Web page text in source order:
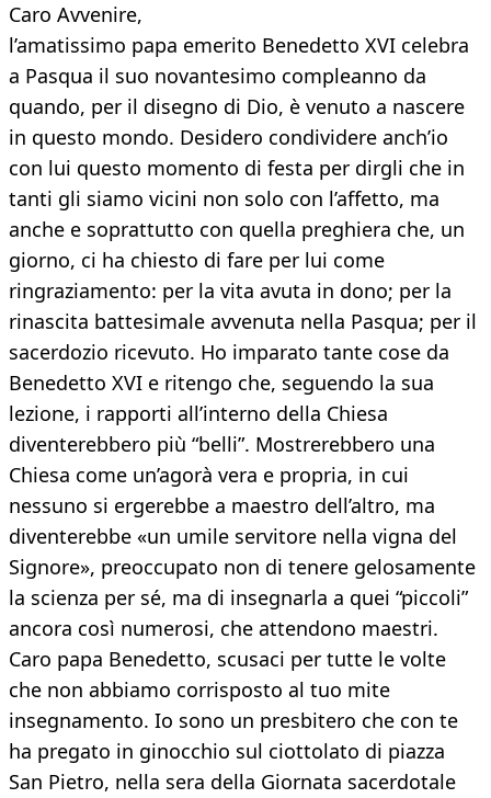
Caro Avvenire,
l’amatissimo papa emerito Benedetto XVI celebra
a Pasqua il suo novantesimo compleanno da
quando, per il disegno di Dio, è venuto a nascere
in questo mondo. Desidero condividere anch’io
con lui questo momento di festa per dirgli che in
tanti gli siamo vicini non solo con l’affetto, ma
anche e soprattutto con quella preghiera che, un
giorno, ci ha chiesto di fare per lui come
ringraziamento: per la vita avuta in dono; per la
rinascita battesimale avvenuta nella Pasqua; per il
sacerdozio ricevuto. Ho imparato tante cose da
Benedetto XVI e ritengo che, seguendo la sua
lezione, i rapporti all’interno della Chiesa
diventerebbero più “belli”. Mostrerebbero una
Chiesa come un’agorà vera e propria, in cui
nessuno si ergerebbe a maestro dell’altro, ma
diventerebbe «un umile servitore nella vigna del
Signore», preoccupato non di tenere gelosamente
la scienza per sé, ma di insegnarla a quei “piccoli”
ancora così numerosi, che attendono maestri.
Caro papa Benedetto, scusaci per tutte le volte
che non abbiamo corrisposto al tuo mite
insegnamento. Io sono un presbitero che con te
ha pregato in ginocchio sul ciottolato di piazza
San Pietro, nella sera della Giornata sacerdotale